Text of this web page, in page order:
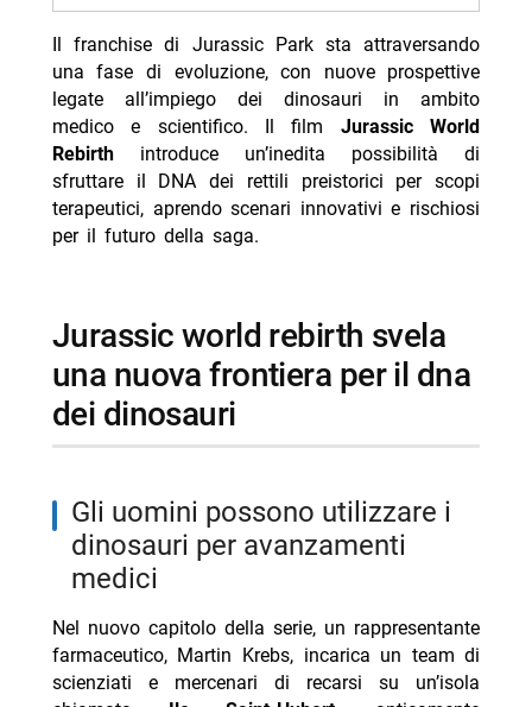
-- chi sono i professionisti e le personalità chiave
- possibili sviluppi futuri del franchise aprendo a
nuove opportunità
-- come la trama di rebirth punta a inquadrare un
- pericoli e rischi di un uso scellerato del dna dei
dinosauri
-- Scopri di più da Jump the shark
-- RispondiAnnulla risposta
- Giacomo Vanzini 18 anni papà Carlo il mio idolo
- Il delinquente del rock’n’roll stasera Rai Movie 9
agosto
- Air La storia del grande salto stasera Rai 5 trama
- Project Silence stasera Rai 4 9 agosto trama cast
Il franchise di Jurassic Park sta attraversando
una fase di evoluzione, con nuove prospettive
legate all’impiego dei dinosauri in ambito
medico e scientifico. Il film Jurassic World
Rebirthintroduce un’inedita possibilità di
sfruttare il DNA dei rettili preistorici per scopi
terapeutici, aprendo scenari innovativi e rischiosi
per il futuro della saga.
jurassic world rebirth svela
una nuova frontiera per il dna
dei dinosauri
gli uomini possono utilizzare i
dinosauri per avanzamenti
medici
Nel nuovo capitolo della serie, un rappresentante
farmaceutico, Martin Krebs, incarica un team di
scienziati e mercenari di recarsi su un’isola